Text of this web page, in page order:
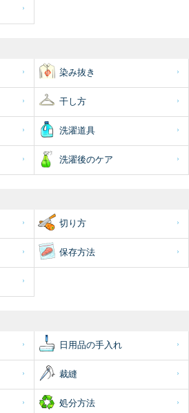
染み抜き
干し方
洗濯道具
洗濯後のケア
切り方
保存方法
日用品の手入れ
裁縫
処分方法